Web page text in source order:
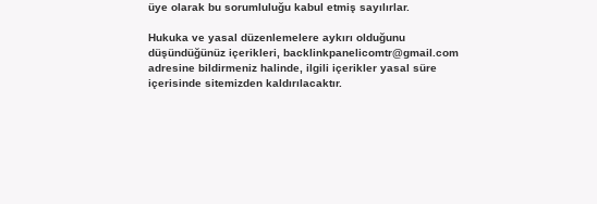
üye olarak bu sorumluluğu kabul etmiş sayılırlar.
Hukuka ve yasal düzenlemelere aykırı olduğunu
düşündüğünüz içerikleri, backlinkpanelicomtr@gmail.com
adresine bildirmeniz halinde, ilgili içerikler yasal süre
içerisinde sitemizden kaldırılacaktır.